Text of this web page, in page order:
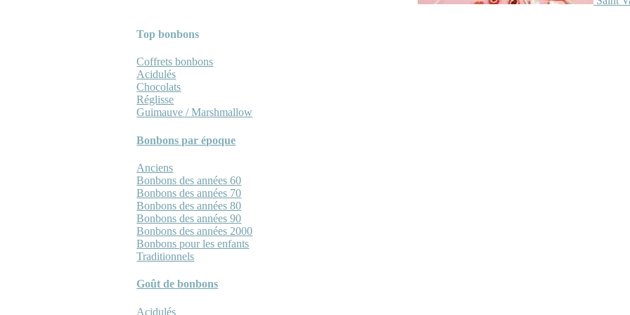
Top bonbons
Coffrets bonbons
Acidulés
Chocolats
Réglisse
Guimauve / Marshmallow
Bonbons par époque
Anciens
Bonbons des années 60
Bonbons des années 70
Bonbons des années 80
Bonbons des années 90
Bonbons des années 2000
Bonbons pour les enfants
Traditionnels
Goût de bonbons
Acidulés